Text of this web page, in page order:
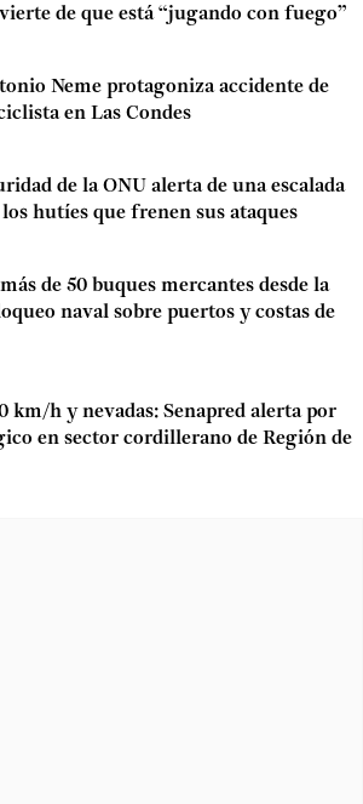
de que está “jugando con fuego”
Neme protagoniza accidente de
en Las Condes
de la ONU alerta de una escalada
hutíes que frenen sus ataques
de 50 buques mercantes desde la
naval sobre puertos y costas de
km/h y nevadas: Senapred alerta por
en sector cordillerano de Región de